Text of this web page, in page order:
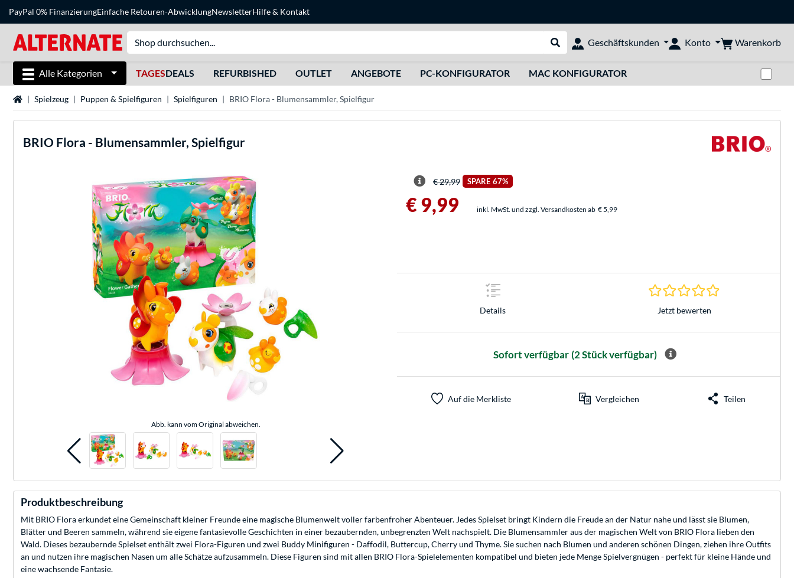
PayPal 0% FinanzierungEinfache Retouren-AbwicklungNewsletterHilfe& Kontakt
Suche durchführen
Geschäftskunden Konto Warenkorb
Alle Kategorien TAGESDEALS REFURBISHED OUTLET ANGEBOTE PC-KONFIGURATOR MAC KONFIGURATOR
StartseiteSpielzeug Puppen & Spielfiguren Spielfiguren BRIO Flora - Blumensammler, Spielfigur
BRIO Flora - Blumensammler, Spielfigur
Abb. kann vom Original abweichen.
€ 29,99 SPARE 67%
€ 9,99 inkl. MwSt. und zzgl. Versandkosten ab € 5,99
Details
0.0 Sterne bei 0
Jetzt bewerten
Sofort verfügbar (2 Stück verfügbar)
Auf die Merkliste Vergleichen Teilen
Produktbeschreibung
Mit BRIO Flora erkundet eine Gemeinschaft kleiner Freunde eine magische Blumenwelt voller farbenfroher Abenteuer. Jedes Spielset bringt Kindern die Freude an der Natur nahe und lässt sie Blumen,
Blätter und Beeren sammeln, während sie eigene fantasievolle Geschichten in einer bezaubernden, unbegrenzten Welt nachspielt. Die Blumensammler aus der magischen Welt von BRIO Flora lieben den
Wald. Dieses bezaubernde Spielset enthält zwei Flora-Figuren und zwei Buddy Minifiguren - Daffodil, Buttercup, Cherry und Thyme. Sie suchen nach Blumen und anderen schönen Dingen, ziehen ihre Outfits
an und nutzen ihre magischen Nasen um alle Schätze aufzusammeln. Diese Figuren sind mit allen BRIO Flora-Spielelementen kompatibel und bieten jede Menge Spielvergnügen - perfekt für kleine Hände und
eine wachsende Fantasie.